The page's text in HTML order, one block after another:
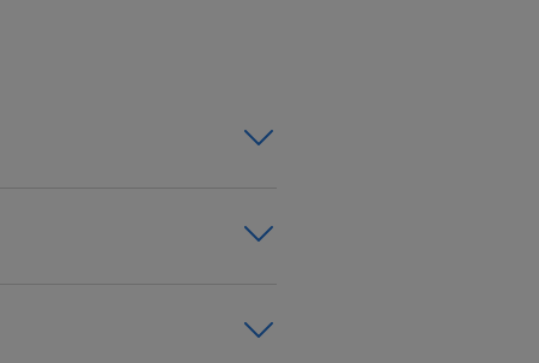
systèmes de gestion.